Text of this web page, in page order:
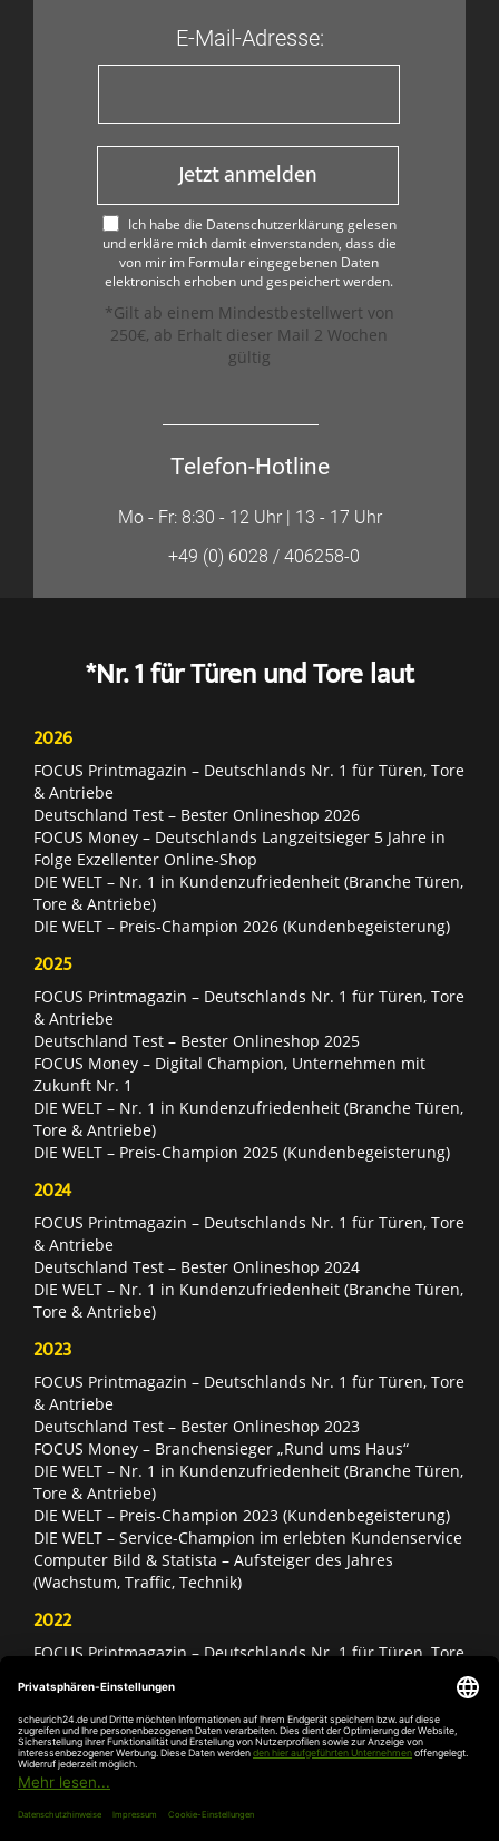
E-Mail-Adresse:
Jetzt anmelden
Ich habe die Datenschutzerklärung gelesen
und erkläre mich damit einverstanden, dass die
von mir im Formular eingegebenen Daten
elektronisch erhoben und gespeichert werden.
*Gilt ab einem Mindestbestellwert von
250€, ab Erhalt dieser Mail 2 Wochen
gültig
Telefon-Hotline
Mo - Fr: 8:30 - 12 Uhr | 13 - 17 Uhr
+49 (0) 6028 / 406258-0
*Nr. 1 für Türen und Tore laut
2026
FOCUS Printmagazin – Deutschlands Nr. 1 für Türen, Tore
& Antriebe
Deutschland Test – Bester Onlineshop 2026
FOCUS Money – Deutschlands Langzeitsieger 5 Jahre in
Folge Exzellenter Online-Shop
DIE WELT – Nr. 1 in Kundenzufriedenheit (Branche Türen,
Tore & Antriebe)
DIE WELT – Preis-Champion 2026 (Kundenbegeisterung)
2025
FOCUS Printmagazin – Deutschlands Nr. 1 für Türen, Tore
& Antriebe
Deutschland Test – Bester Onlineshop 2025
FOCUS Money – Digital Champion, Unternehmen mit
Zukunft Nr. 1
DIE WELT – Nr. 1 in Kundenzufriedenheit (Branche Türen,
Tore & Antriebe)
DIE WELT – Preis-Champion 2025 (Kundenbegeisterung)
2024
FOCUS Printmagazin – Deutschlands Nr. 1 für Türen, Tore
& Antriebe
Deutschland Test – Bester Onlineshop 2024
DIE WELT – Nr. 1 in Kundenzufriedenheit (Branche Türen,
Tore & Antriebe)
2023
FOCUS Printmagazin – Deutschlands Nr. 1 für Türen, Tore
& Antriebe
Deutschland Test – Bester Onlineshop 2023
FOCUS Money – Branchensieger „Rund ums Haus“
DIE WELT – Nr. 1 in Kundenzufriedenheit (Branche Türen,
Tore & Antriebe)
DIE WELT – Preis-Champion 2023 (Kundenbegeisterung)
DIE WELT – Service-Champion im erlebten Kundenservice
Computer Bild & Statista – Aufsteiger des Jahres
(Wachstum, Traffic, Technik)
2022
FOCUS Printmagazin – Deutschlands Nr. 1 für Türen, Tore
Deutschland Test – Bester Onlineshop 2022
FOCUS Money – Branchensieger „Rund ums Haus“
DIE WELT – Service-Champion im erlebten Kundenservice
DIE WELT – Branchengewinner Gold-Rang (Türen, Tore &
Antriebe)